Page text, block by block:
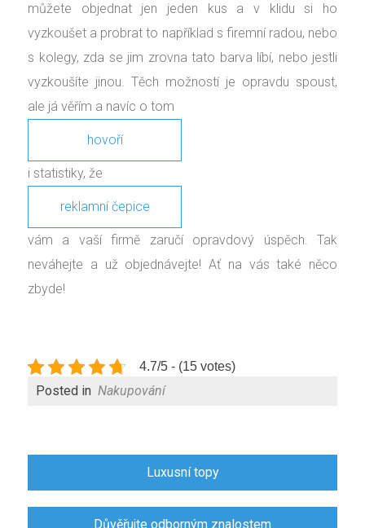
můžete objednat jen jeden kus a v klidu si ho
vyzkoušet a probrat to například s firemní radou, nebo
s kolegy, zda se jim zrovna tato barva líbí, nebo jestli
vyzkoušíte jinou. Těch možností je opravdu spoust,
ale já věřím a navíc o tom
hovoří
i statistiky, že
reklamní čepice
vám a vaší firmě zaručí opravdový úspěch. Tak
neváhejte a už objednávejte! Ať na vás také něco
zbyde!
4.7/5 - (15 votes)
Posted in Nakupování
Luxusní topy
Důvěřujte odborným znalostem